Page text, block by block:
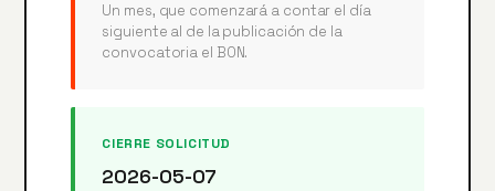
Un mes, que comenzará a contar el día
siguiente al de la publicación de la
convocatoria el BON.
CIERRE SOLICITUD
2026-05-07